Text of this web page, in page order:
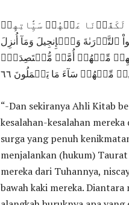
لَكَفَّرۡنَا عَنۡهُمۡ سَيِّ‍َٔاتِهِمۡ
وَلَوۡ أَنَّهُمۡ أَقَامُواْ ٱلتَّوۡرَىٰةَ وَٱلۡإِنجِيلَ وَمَآ أُنزِلَ
مِّنۡهُمۡ أُمَّةٞ مُّقۡتَصِدَةٞۖ
مِّنۡهُمۡ سَآءَ مَا يَعۡمَلُونَ ٦٦
“-Dan sekiranya Ahli Kitab
kesalahan-kesalahan
surga yang penuh
menjalankan (hukum)
mereka dari Tuhannya,
bawah kaki mereka.